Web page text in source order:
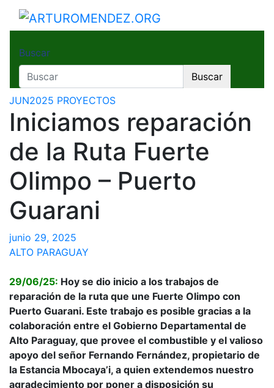
Saltar
ARTUROMENDEZ.ORG
Buscar
Buscar
JUN2025 PROYECTOS
Iniciamos reparación
de la Ruta Fuerte
Olimpo – Puerto
Guarani
junio 29, 2025
ALTO PARAGUAY
29/06/25: Hoy se dio inicio a los trabajos de
reparación de la ruta que une Fuerte Olimpo con
Puerto Guarani. Este trabajo es posible gracias a la
colaboración entre el Gobierno Departamental de
Alto Paraguay, que provee el combustible y el valioso
apoyo del señor Fernando Fernández, propietario de
la Estancia Mbocaya’i, a quien extendemos nuestro
agradecimiento por poner a disposición su